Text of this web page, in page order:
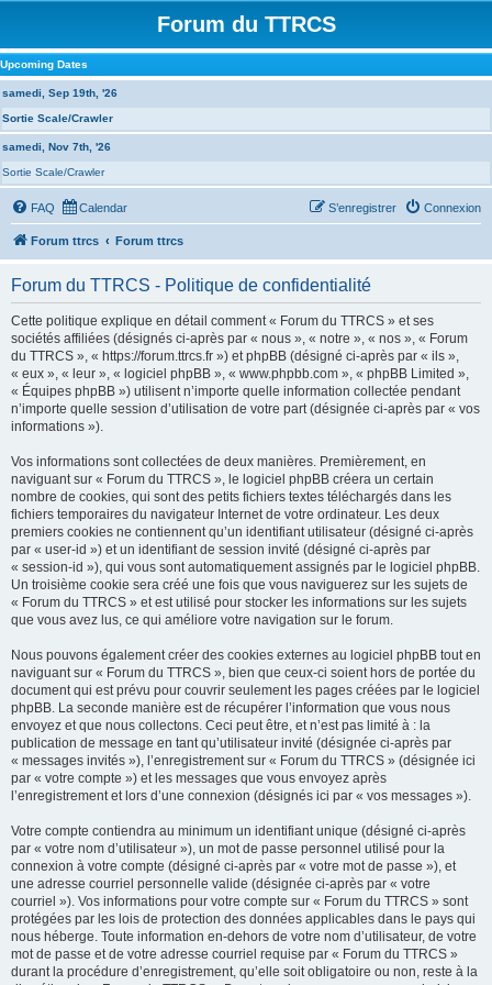
Forum du TTRCS
Upcoming Dates
samedi, Sep 19th, '26
Sortie Scale/Crawler
samedi, Nov 7th, '26
Sortie Scale/Crawler
FAQ Calendar Connexion
S’enregistrer
Forum ttrcs Forum ttrcs
Forum du TTRCS - Politique de confidentialité
Cette politique explique en détail comment « Forum du TTRCS » et ses
sociétés affiliées (désignés ci-après par « nous », « notre », « nos », « Forum
du TTRCS », « https://forum.ttrcs.fr ») et phpBB (désigné ci-après par « ils »,
« eux », « leur », « logiciel phpBB », « www.phpbb.com », « phpBB Limited »,
« Équipes phpBB ») utilisent n’importe quelle information collectée pendant
n’importe quelle session d’utilisation de votre part (désignée ci-après par « vos
informations »).
Vos informations sont collectées de deux manières. Premièrement, en
naviguant sur « Forum du TTRCS », le logiciel phpBB créera un certain
nombre de cookies, qui sont des petits fichiers textes téléchargés dans les
fichiers temporaires du navigateur Internet de votre ordinateur. Les deux
premiers cookies ne contiennent qu’un identifiant utilisateur (désigné ci-après
par « user-id ») et un identifiant de session invité (désigné ci-après par
« session-id »), qui vous sont automatiquement assignés par le logiciel phpBB.
Un troisième cookie sera créé une fois que vous naviguerez sur les sujets de
« Forum du TTRCS » et est utilisé pour stocker les informations sur les sujets
que vous avez lus, ce qui améliore votre navigation sur le forum.
Nous pouvons également créer des cookies externes au logiciel phpBB tout en
naviguant sur « Forum du TTRCS », bien que ceux-ci soient hors de portée du
document qui est prévu pour couvrir seulement les pages créées par le logiciel
phpBB. La seconde manière est de récupérer l’information que vous nous
envoyez et que nous collectons. Ceci peut être, et n’est pas limité à : la
publication de message en tant qu’utilisateur invité (désignée ci-après par
« messages invités »), l’enregistrement sur « Forum du TTRCS » (désignée ici
par « votre compte ») et les messages que vous envoyez après
l’enregistrement et lors d’une connexion (désignés ici par « vos messages »).
Votre compte contiendra au minimum un identifiant unique (désigné ci-après
par « votre nom d’utilisateur »), un mot de passe personnel utilisé pour la
connexion à votre compte (désigné ci-après par « votre mot de passe »), et
une adresse courriel personnelle valide (désignée ci-après par « votre
courriel »). Vos informations pour votre compte sur « Forum du TTRCS » sont
protégées par les lois de protection des données applicables dans le pays qui
nous héberge. Toute information en-dehors de votre nom d’utilisateur, de votre
mot de passe et de votre adresse courriel requise par « Forum du TTRCS »
durant la procédure d’enregistrement, qu’elle soit obligatoire ou non, reste à la